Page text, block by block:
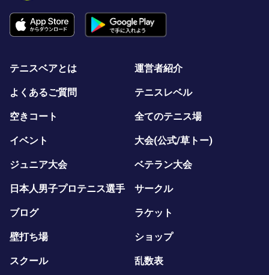
テニスベアとは 運営者紹介
よくあるご質問 テニスレベル
空きコート 全てのテニス場
イベント 大会(公式/草トー)
ジュニア大会 ベテラン大会
日本人男子プロテニス選手 サークル
ブログ ラケット
壁打ち場 ショップ
スクール 乱数表